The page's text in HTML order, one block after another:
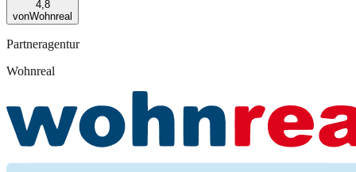
4,8
vonWohnreal
Partneragentur
Wohnreal